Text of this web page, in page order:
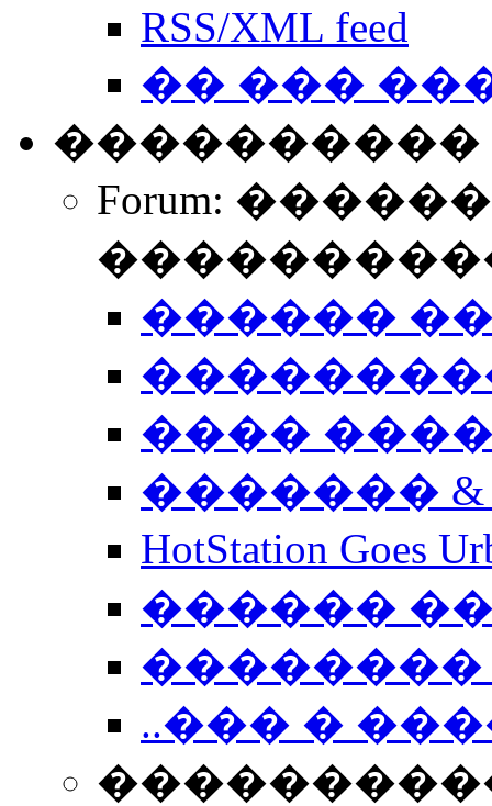
RSS/XML feed
�� ���
����������
Forum:
������
����
�������
HotStation
������
��������
..��� �
����������